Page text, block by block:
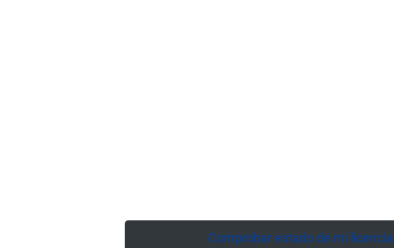
Comprobar estado de mi licencia